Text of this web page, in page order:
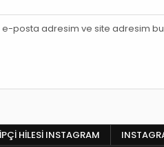
e-posta adresim ve site adresim
HILESI INSTAGRAM